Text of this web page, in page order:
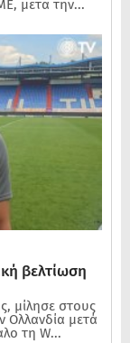
μετα την...
βελτίωση
μίλησε στους
Ολλανδία μετά
τη W...